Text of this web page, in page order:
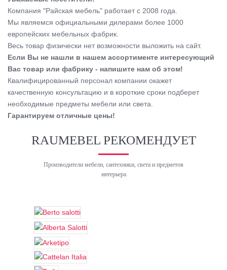
Компания "Райская мебель" работает с 2008 года.
Мы являемся официальными дилерами более 1000
европейских мебельных фабрик.
Весь товар физически нет возможности выложить на сайт.
Если Вы не нашли в нашем ассортименте интересующий
Вас товар или фабрику - напишите нам об этом!
Квалифицированный персонал компании окажет
качественную консультацию и в короткие сроки подберет
необходимые предметы мебели или света.
Гарантируем отличные цены!
RAUMEBEL РЕКОМЕНДУЕТ
Производители мебели, сантехники, света и предметов
интерьера